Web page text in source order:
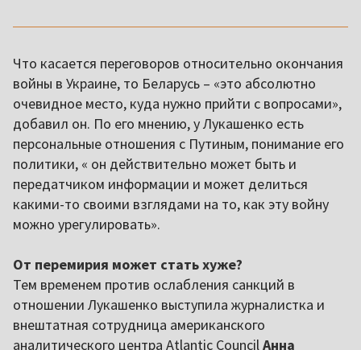
Что касается переговоров относительно окончания
войны в Украине, то Беларусь – «это абсолютно
очевидное место, куда нужно прийти с вопросами»,
добавил он. По его мнению, у Лукашенко есть
персональные отношения с Путиным, понимание его
политики, « он действительно может быть и
передатчиком информации и может делиться
какими-то своими взглядами на то, как эту войну
можно урегулировать».
От перемирия может стать хуже?
Тем временем против ослабления санкций в
отношении Лукашенко выступила журналистка и
внештатная сотрудница американского
аналитического центра Atlantic CouncilАнна